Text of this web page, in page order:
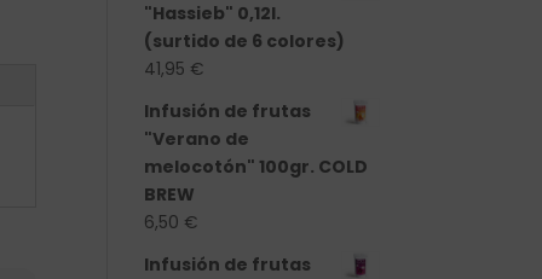
"Hassieb" 0,12l.
(surtido de 6 colores)
41,95 €
Infusión de frutas
"Verano de
melocotón" 100gr. COLD
BREW
6,50 €
Infusión de frutas